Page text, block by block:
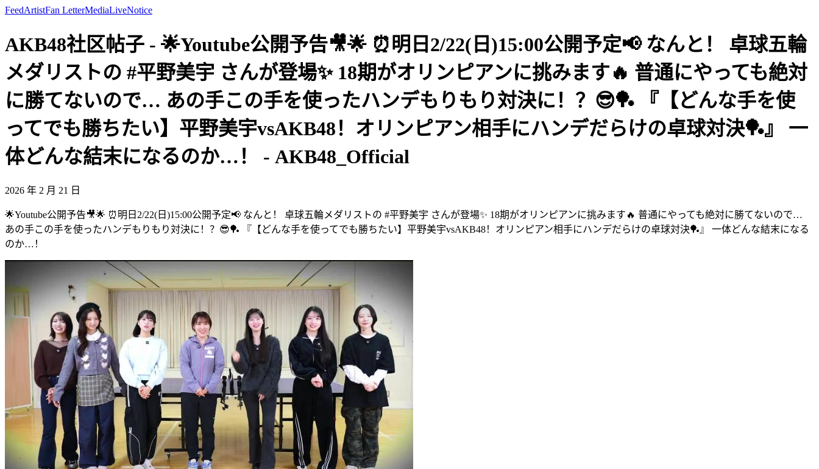
FeedArtistFan LetterMediaLiveNotice
AKB48社区帖子 - 🌟Youtube公開予告🎥🌟 ⏰️明日2/22(日)15:00公開予定📢 なんと！ 卓球五輪
メダリストの #平野美宇 さんが登場✨ 18期がオリンピアンに挑みます🔥 普通にやっても絶対
に勝てないので… あの手この手を使ったハンデもりもり対決に！？😎🏓 『【どんな手を使
ってでも勝ちたい】平野美宇vsAKB48！オリンピアン相手にハンデだらけの卓球対決🏓』 一
体どんな結末になるのか…！ - AKB48_Official
2026 年 2 月 21 日
🌟Youtube公開予告🎥🌟 ⏰️明日2/22(日)15:00公開予定📢 なんと！ 卓球五輪メダリストの #平野美宇 さんが登場✨ 18期がオリンピアンに挑みます🔥 普通にやっても絶対に勝てないので…
あの手この手を使ったハンデもりもり対決に！？😎🏓 『【どんな手を使ってでも勝ちたい】平野美宇vsAKB48！オリンピアン相手にハンデだらけの卓球対決🏓』 一体どんな結末になる
のか…！